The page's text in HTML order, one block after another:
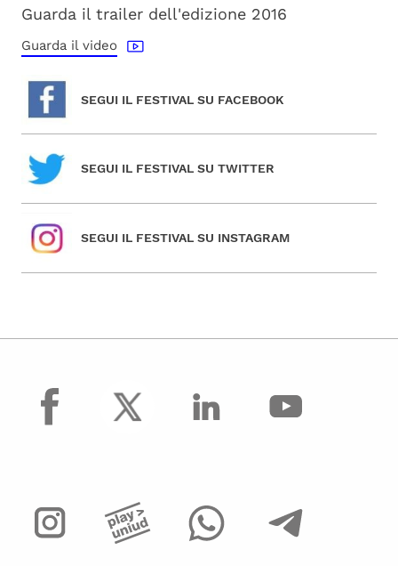
Guarda il trailer dell'edizione 2016
Guarda il video
SEGUI IL FESTIVAL SU FACEBOOK
SEGUI IL FESTIVAL SU TWITTER
SEGUI IL FESTIVAL SU INSTAGRAM
facebook